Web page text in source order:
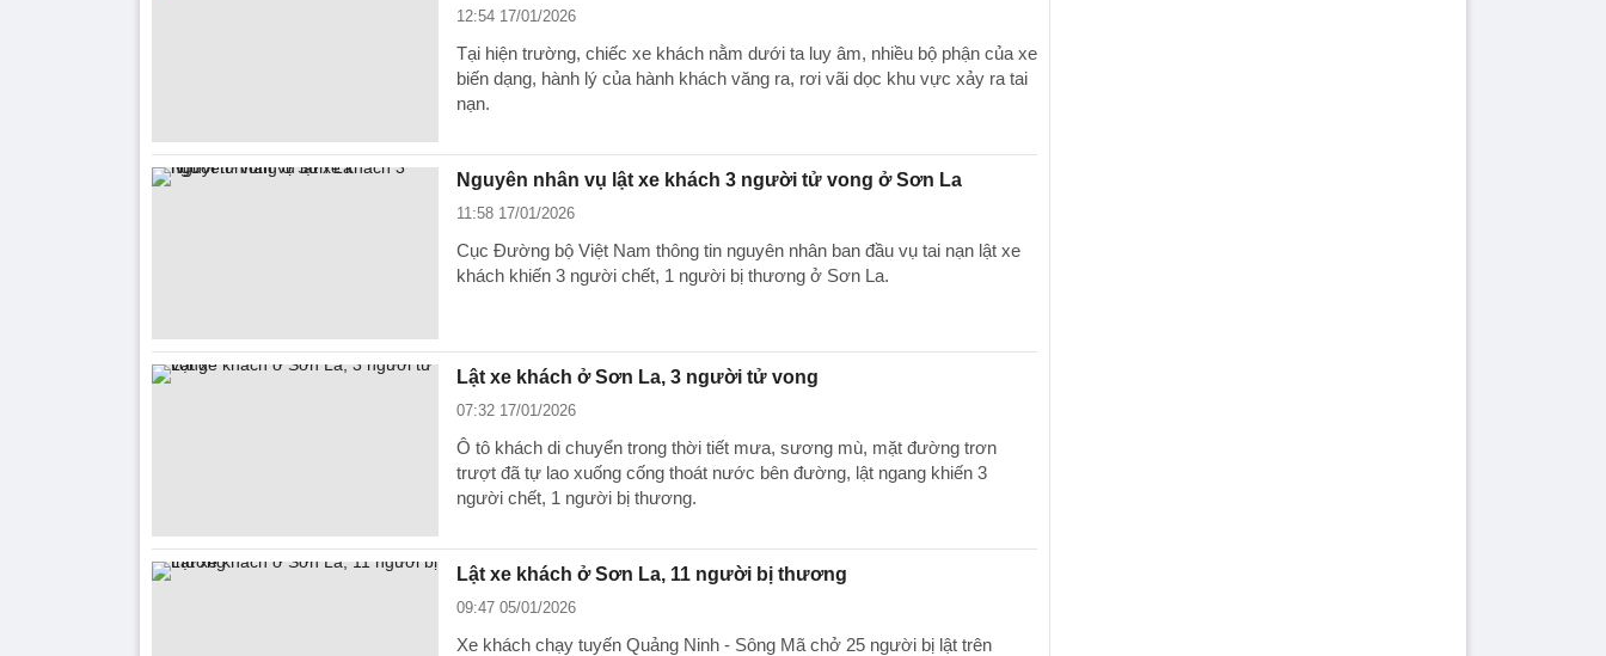
12:54 17/01/2026
Tại hiện trường, chiếc xe khách nằm dưới ta luy âm, nhiều bộ phận của xe
biến dạng, hành lý của hành khách văng ra, rơi vãi dọc khu vực xảy ra tai
nạn.
Nguyên nhân vụ lật xe khách 3 người tử vong ở Sơn La
11:58 17/01/2026
Cục Đường bộ Việt Nam thông tin nguyên nhân ban đầu vụ tai nạn lật xe
khách khiến 3 người chết, 1 người bị thương ở Sơn La.
Lật xe khách ở Sơn La, 3 người tử vong
07:32 17/01/2026
Ô tô khách di chuyển trong thời tiết mưa, sương mù, mặt đường trơn
trượt đã tự lao xuống cống thoát nước bên đường, lật ngang khiến 3
người chết, 1 người bị thương.
Lật xe khách ở Sơn La, 11 người bị thương
09:47 05/01/2026
Xe khách chạy tuyến Quảng Ninh - Sông Mã chở 25 người bị lật trên